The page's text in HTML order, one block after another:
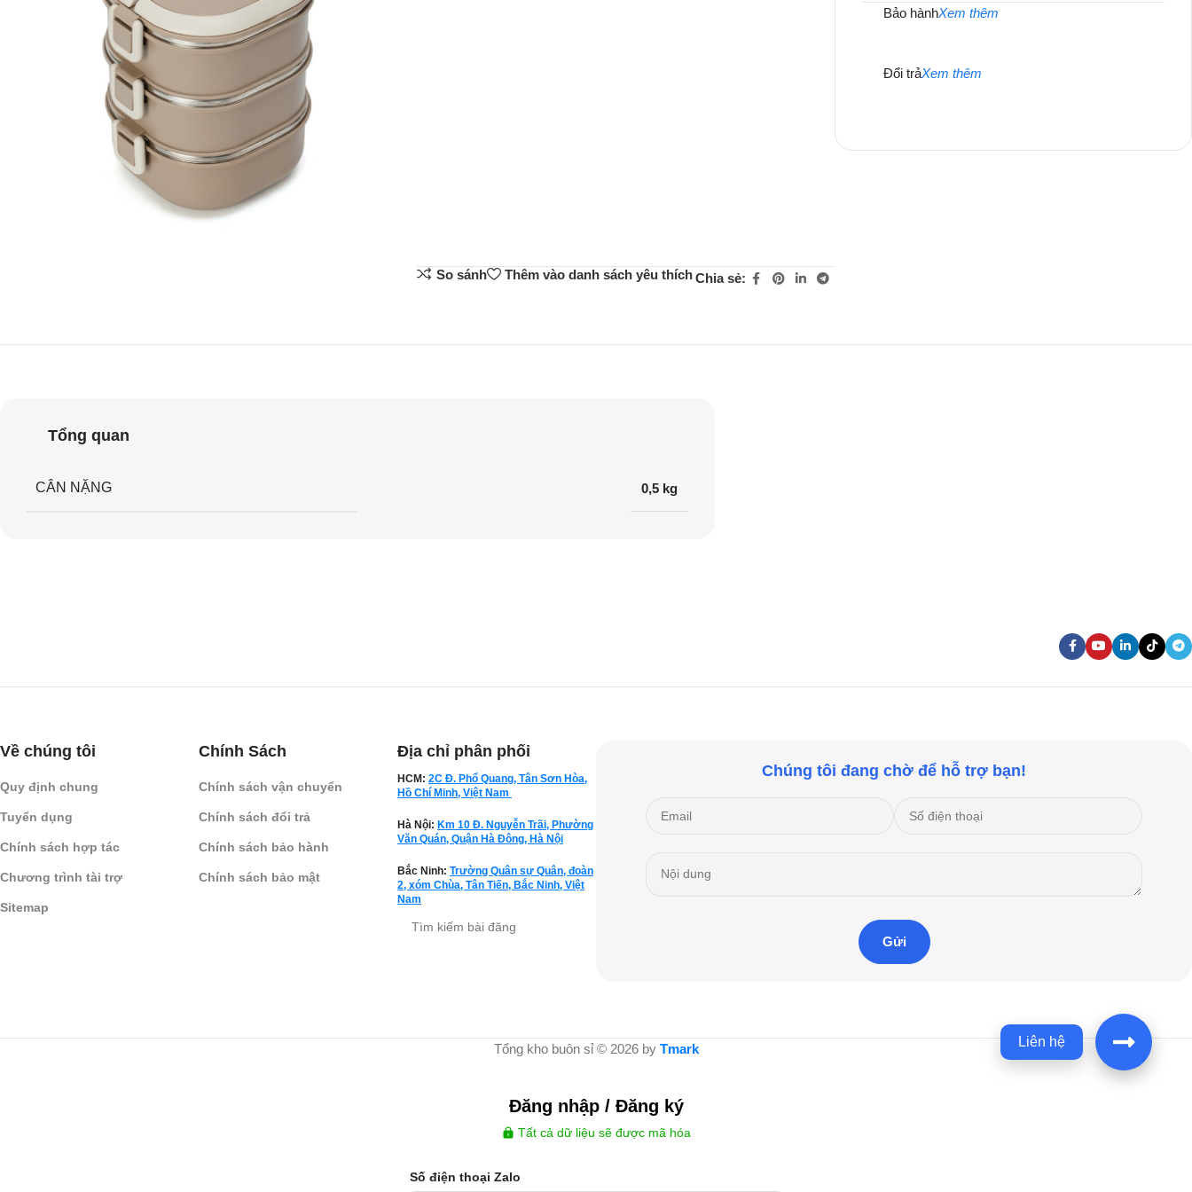
So sánh Thêm vào danh sách yêu thíchChia sẻ:
Bảo hànhXem thêm
Đổi trảXem thêm
Tổng quan
CÂN NẶNG 0,5 kg
Về chúng tôi
Quy định chung
Tuyển dụng
Chính sách hợp tác
Chương trình tài trợ
Sitemap
Chính Sách
Chính sách vận chuyển
Chính sách đổi trả
Chính sách bảo hành
Chính sách bảo mật
Địa chỉ phân phối
HCM: 2C Đ. Phổ Quang, Tân Sơn Hòa,
Hồ Chí Minh, Việt Nam
Hà Nội: Km 10 Đ. Nguyễn Trãi, Phường
Văn Quán, Quận Hà Đông, Hà Nội
Bắc Ninh: Trường Quân sự Quân, đoàn
2, xóm Chùa, Tân Tiến, Bắc Ninh, Việt
Nam
Chúng tôi đang chờ để hỗ trợ bạn!
Tổng kho buôn sỉ © 2026 by Tmark
Đăng nhập / Đăng ký
Tất cả dữ liệu sẽ được mã hóa
Số điện thoại Zalo
Liên hệ